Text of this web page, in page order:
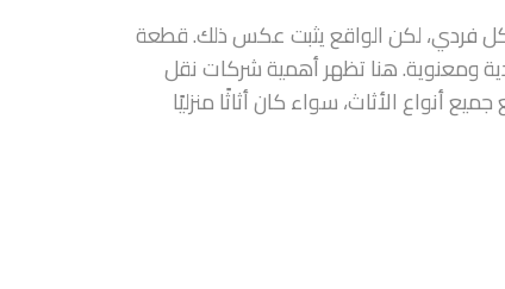
فردي، لكن الواقع يثبت عكس ذلك. قطعة
ومعنوية. هنا تظهر أهمية شركات نقل
أنواع الأثاث، سواء كان أثاثًا منزليًا